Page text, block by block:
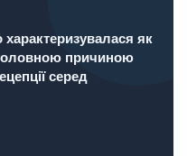
як
причиною
серед